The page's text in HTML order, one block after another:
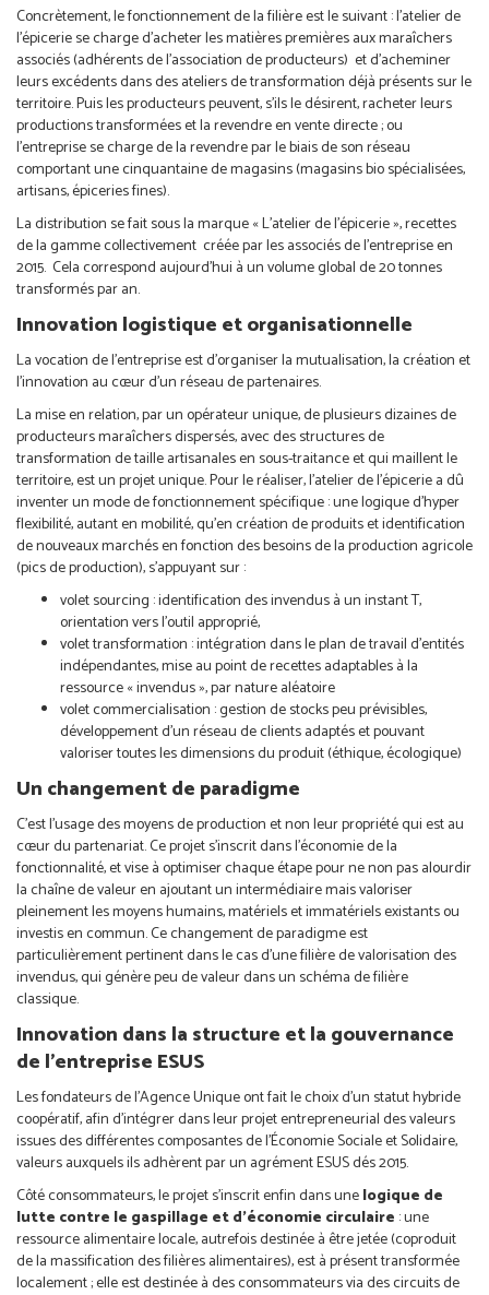
Concrètement, le fonctionnement de la filière est le suivant : l’atelier de
l’épicerie se charge d’acheter les matières premières aux maraîchers
associés (adhérents de l’association de producteurs) et d’acheminer
leurs excédents dans des ateliers de transformation déjà présents sur le
territoire. Puis les producteurs peuvent, s’ils le désirent, racheter leurs
productions transformées et la revendre en vente directe ; ou
l’entreprise se charge de la revendre par le biais de son réseau
comportant une cinquantaine de magasins (magasins bio spécialisées,
artisans, épiceries fines).
La distribution se fait sous la marque « L’atelier de l’épicerie », recettes
de la gamme collectivement créée par les associés de l’entreprise en
2015. Cela correspond aujourd’hui à un volume global de 20 tonnes
transformés par an.
Innovation logistique et organisationnelle
La vocation de l’entreprise est d’organiser la mutualisation, la création et
l’innovation au cœur d’un réseau de partenaires.
La mise en relation, par un opérateur unique, de plusieurs dizaines de
producteurs maraîchers dispersés, avec des structures de
transformation de taille artisanales en sous-traitance et qui maillent le
territoire, est un projet unique. Pour le réaliser, l’atelier de l’épicerie a dû
inventer un mode de fonctionnement spécifique : une logique d’hyper
flexibilité, autant en mobilité, qu’en création de produits et identification
de nouveaux marchés en fonction des besoins de la production agricole
(pics de production), s’appuyant sur :
volet sourcing : identification des invendus à un instant T,
orientation vers l’outil approprié,
volet transformation : intégration dans le plan de travail d’entités
indépendantes, mise au point de recettes adaptables à la
ressource « invendus », par nature aléatoire
volet commercialisation : gestion de stocks peu prévisibles,
développement d’un réseau de clients adaptés et pouvant
valoriser toutes les dimensions du produit (éthique, écologique)
Un changement de paradigme
C’est l’usage des moyens de production et non leur propriété qui est au
cœur du partenariat. Ce projet s’inscrit dans l’économie de la
fonctionnalité, et vise à optimiser chaque étape pour ne non pas alourdir
la chaîne de valeur en ajoutant un intermédiaire mais valoriser
pleinement les moyens humains, matériels et immatériels existants ou
investis en commun. Ce changement de paradigme est
particulièrement pertinent dans le cas d’une filière de valorisation des
invendus, qui génère peu de valeur dans un schéma de filière
classique.
Innovation dans la structure et la gouvernance
de l’entreprise ESUS
Les fondateurs de l’Agence Unique ont fait le choix d’un statut hybride
coopératif, afin d’intégrer dans leur projet entrepreneurial des valeurs
issues des différentes composantes de l’Économie Sociale et Solidaire,
valeurs auxquels ils adhèrent par un agrément ESUS dés 2015.
Côté consommateurs, le projet s’inscrit enfin dans unelogique de
lutte contre le gaspillage et d’économie circulaire : une
ressource alimentaire locale, autrefois destinée à être jetée (coproduit
de la massification des filières alimentaires), est à présent transformée
localement ; elle est destinée à des consommateurs via des circuits de